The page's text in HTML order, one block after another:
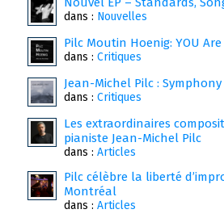
dans : Nouvelles
Pilc Moutin Hoenig: YOU
dans : Critiques
Jean-Michel Pilc : Symphony
dans : Critiques
Les extraordinaires
pianiste Jean-Michel Pilc
dans : Articles
Pilc célèbre la liberté
Montréal
dans : Articles